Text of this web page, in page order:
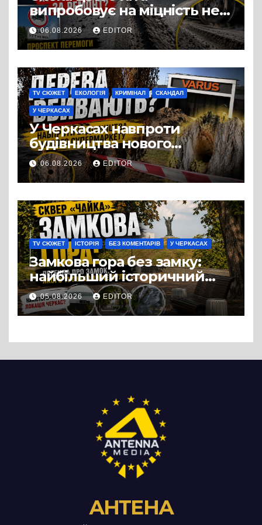
випробовує на міцність не
лише людей, а й дороги
Черкас
06.08.2026 EDITOR
TV СЮЖЕТ ЕКОЛОГІЯ КРИМІНАЛ СКАНДАЛ
У ЧЕРКАСАХ
У Черкасах навпроти
будівництва нового
супермаркету VARUS на
проспекті Перемоги всохли
дерева. І це навряд чи
можна назвати
випадковістю
06.08.2026 EDITOR
TV СЮЖЕТ ІСТОРІЯ БЕЗ КОМЕНТАРІВ У ЧЕРКАСАХ
Замкова гора без замку:
найбільший історичний
міф Черкас
05.08.2026 EDITOR
АНТЕНА